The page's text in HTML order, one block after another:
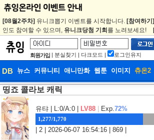
[08월2주차] 유니크뽑기 이벤트를 시작합니다. [참여하기]
인도 참여할 수 있으며, 유니크당첨 기회 를 노려보세요!
회원가입 | 분실찾기 | 다크모드 | 로그인유지
DB 뉴스 커뮤니티 애니만화 웹툰 이미지 츄온2
DB
웹툰 이미지
띵죠 콜라보 캐릭
유탸 | L:0/A:0 | LV88 Exp.72%
1,277/1,770
| 2 | 2026-06-07 16:54:16 | 869 |